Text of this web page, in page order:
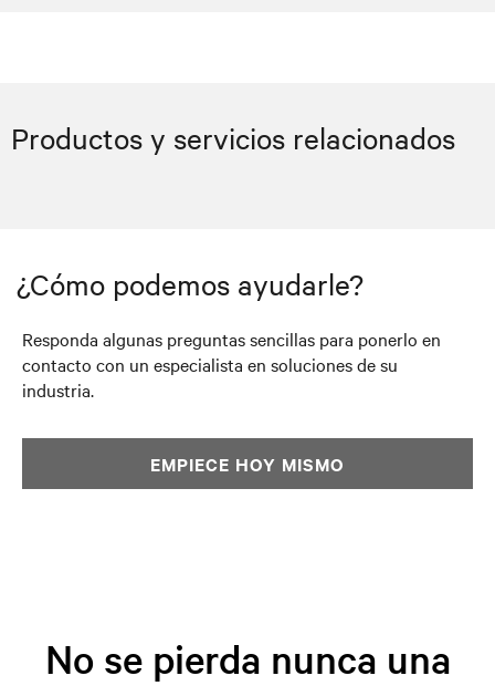
Productos y servicios relacionados
¿Cómo podemos ayudarle?
Responda algunas preguntas sencillas para ponerlo en
contacto con un especialista en soluciones de su
industria.
EMPIECE HOY MISMO
No se pierda nunca una